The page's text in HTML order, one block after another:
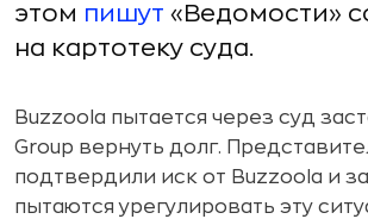
этом пишут «Ведомости»
на картотеку суда.
Buzzoola пытается через суд
Group вернуть долг.
подтвердили иск от Buzzoola и
пытаются урегулировать эту